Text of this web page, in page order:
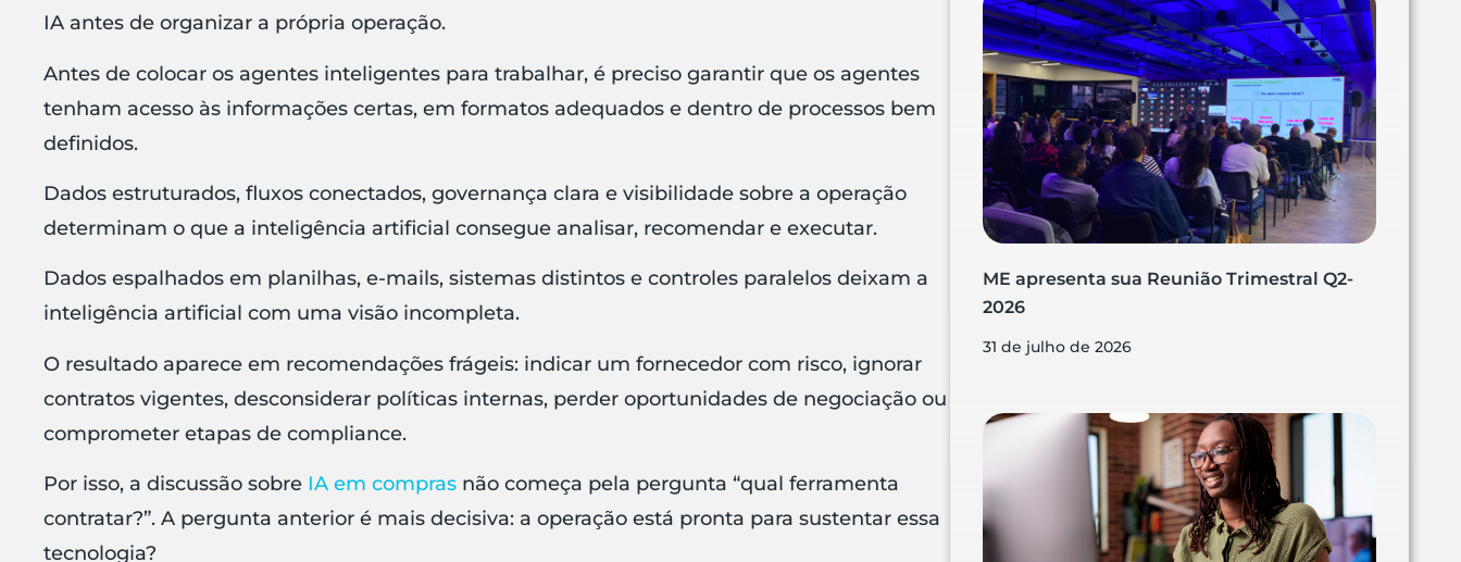
IA antes de organizar a própria operação.
Antes de colocar os agentes inteligentes para trabalhar, é preciso garantir que os agentes
tenham acesso às informações certas, em formatos adequados e dentro de processos bem
definidos.
Dados estruturados, fluxos conectados, governança clara e visibilidade sobre a operação
determinam o que a inteligência artificial consegue analisar, recomendar e executar.
Dados espalhados em planilhas, e-mails, sistemas distintos e controles paralelos deixam a
inteligência artificial com uma visão incompleta.
O resultado aparece em recomendações frágeis: indicar um fornecedor com risco, ignorar
contratos vigentes, desconsiderar políticas internas, perder oportunidades de negociação ou
comprometer etapas de compliance.
Por isso, a discussão sobre IA em compras não começa pela pergunta “qual ferramenta
contratar?”. A pergunta anterior é mais decisiva: a operação está pronta para sustentar essa
tecnologia?
ME apresenta sua Reunião Trimestral Q2-
2026
31 de julho de 2026